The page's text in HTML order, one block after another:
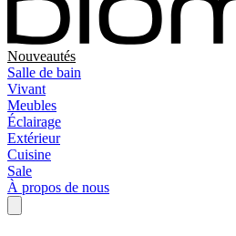
Nouveautés
Salle de bain
Vivant
Meubles
Éclairage
Extérieur
Cuisine
Sale
À propos de nous